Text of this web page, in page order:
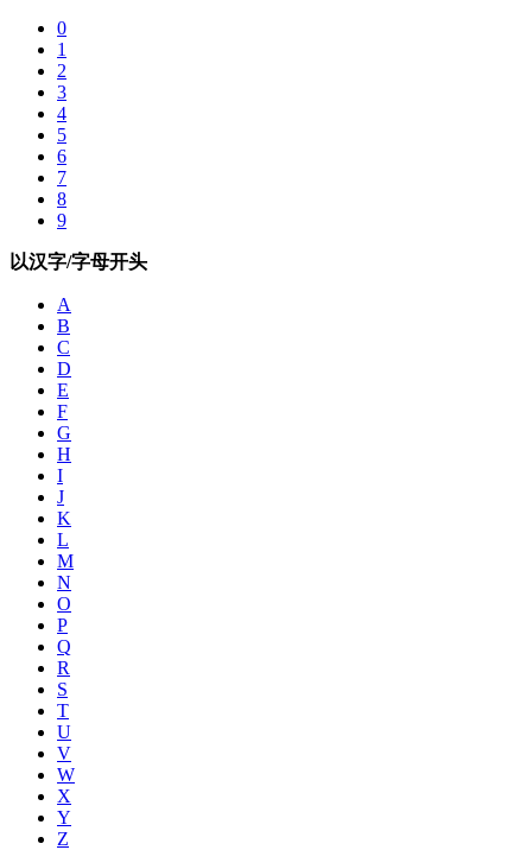
0
1
2
3
4
5
6
7
8
9
以汉字/字母开头
A
B
C
D
E
F
G
H
I
J
K
L
M
N
O
P
Q
R
S
T
U
V
W
X
Y
Z